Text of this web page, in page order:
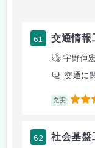
61 交通情報
宇野伸
交通に
充実 4.5
62 社会基盤